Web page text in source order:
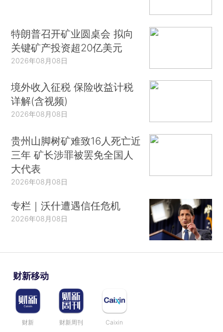
特朗普召开矿业圆桌会 拟向
关键矿产投资超20亿美元
2026年08月08日
境外收入征税 保险收益计税
详解(含视频)
2026年08月08日
贵州山脚树矿难致16人死亡近
三年 矿长涉罪被罢免全国人
大代表
2026年08月08日
专栏｜沃什遭遇信任危机
2026年08月08日
财新移动
财新 财新周刊 Caixin